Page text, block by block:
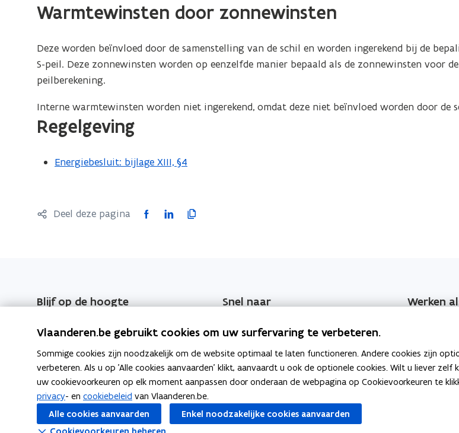
Warmtewinsten door zonnewinsten
Deze worden beïnvloed door de samenstelling van de schil en worden ingerekend bij de
S-peil. Deze zonnewinsten worden op eenzelfde manier bepaald als de zonnewinsten voor
peilberekening.
Interne warmtewinsten worden niet ingerekend, omdat deze niet beïnvloed worden door de
Regelgeving
Energiebesluit: bijlage XIII, §4
Deel deze pagina
F
o
k
p
e
n
t
i
L
i
p
e
n
K
r
l
n
k
n
a
a
Blijf op de hoogte
of raadpleeg vorige EPB-
nieuwsbrieven
EPB-nieuwsbrief
Snel naar
Overzicht EPB-wijzigingen
EPB-regelgeving
EPB-eisen per jaar
Werken
Vlaanderen.be gebruikt cookies om uw surfervaring te verbeteren.
Sommige cookies zijn noodzakelijk om de website optimaal te laten functioneren. Andere cookies zijn
verbeteren. Als u op 'Alle cookies aanvaarden' klikt, aanvaardt u ook de optionele cookies. Wilt u liever
uw cookievoorkeuren op elk moment aanpassen door onderaan de webpagina op Cookievoorkeuren te
privacy- en cookiebeleid van Vlaanderen.be.
Alle cookies aanvaarden
Enkel noodzakelijke cookies aanvaarden